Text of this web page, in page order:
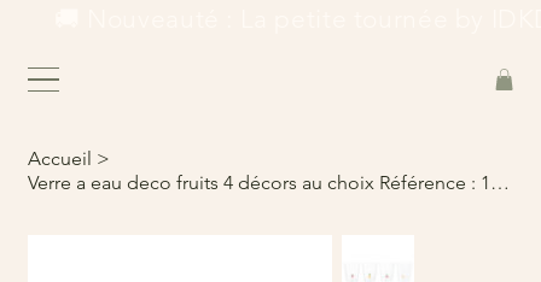
Accueil >
Verre a eau deco fruits 4 décors au choix Référence : 170363